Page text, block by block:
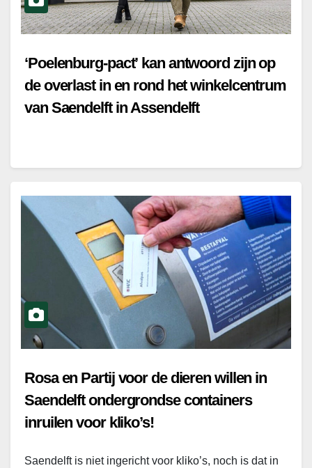
‘Poelenburg-pact’ kan antwoord zijn op
de overlast in en rond het winkelcentrum
van Saendelft in Assendelft
Rosa en Partij voor de dieren willen in
Saendelft ondergrondse containers
inruilen voor kliko’s!
Saendelft is niet ingericht voor kliko’s, noch is dat in